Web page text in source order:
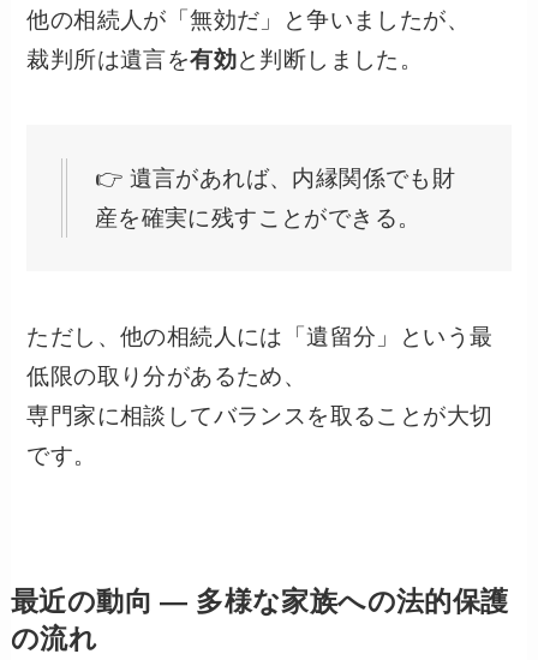
他の相続人が「無効だ」と争いましたが、
裁判所は遺言を有効と判断しました。
👉 遺言があれば、内縁関係でも財
産を確実に残すことができる。
ただし、他の相続人には「遺留分」という最
低限の取り分があるため、
専門家に相談してバランスを取ることが大切
です。
最近の動向 ― 多様な家族への法的保護
の流れ